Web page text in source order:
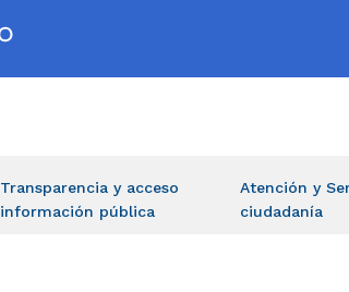
Transparencia y acceso
información pública
Atención y
ciudadanía